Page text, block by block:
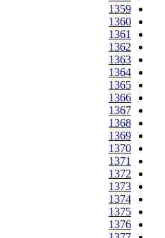
1359
1360
1361
1362
1363
1364
1365
1366
1367
1368
1369
1370
1371
1372
1373
1374
1375
1376